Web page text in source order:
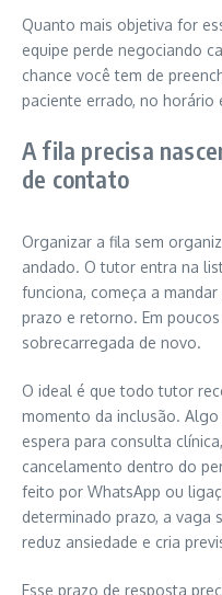
Quanto mais objetiva for
equipe perde negociando
chance você tem de
paciente errado, no horário
A fila precisa
de contato
Organizar a fila sem
andado. O tutor entra na
funciona, começa a
prazo e retorno. Em
sobrecarregada de novo.
O ideal é que todo tutor
momento da inclusão.
espera para consulta
cancelamento dentro do
feito por WhatsApp ou
determinado prazo, a vaga
reduz ansiedade e cria
Esse prazo de resposta